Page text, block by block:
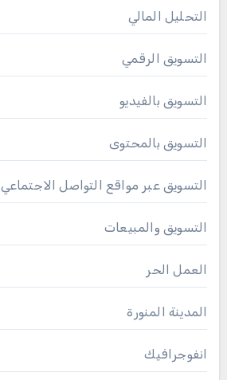
التحليل المالي
التسويق الرقمي
التسويق بالفيديو
التسويق بالمحتوى
التسويق عبر مواقع التواصل الاجتماعي
التسويق والمبيعات
العمل الحر
المدينة المنورة
انفوجرافيك